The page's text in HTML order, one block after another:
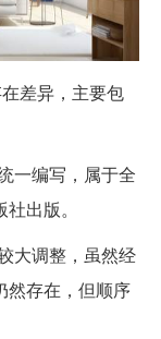
差异，主要包
一编写，属于全
出版。
大调整，虽然经
然存在，但顺序